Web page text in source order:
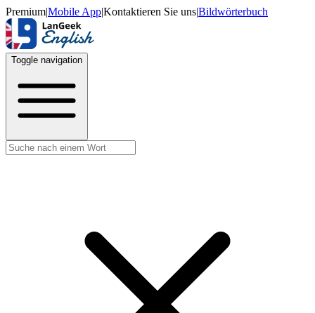
Premium|Mobile App|Kontaktieren Sie uns|Bildwörterbuch
Toggle navigation